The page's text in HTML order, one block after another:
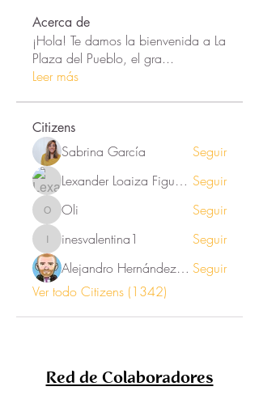
Acerca de
¡Hola! Te damos la bienvenida a La
Plaza del Pueblo, el gra...
Leer más
Citizens
Sabrina García
Seguir
Lexander Loaiza Figueroa Seguir
Oli Oli Seguir
inesvalentina1
inesvalentina1
Seguir
Alejandro Hernández Renner Seguir
Ver todo Citizens (1342)
Red de Colaboradores